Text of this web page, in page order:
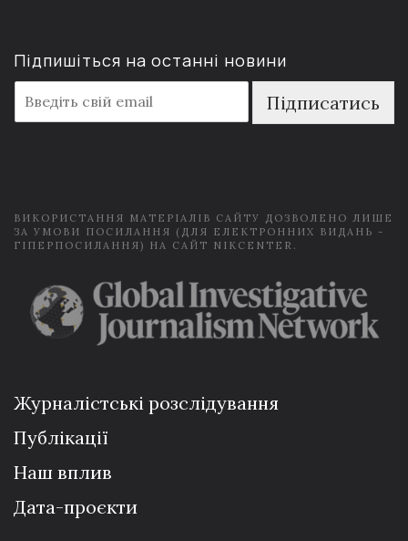
Підпишіться на останні новини
m
a
Підписатись
ВИКОРИСТАННЯ МАТЕРІАЛІВ САЙТУ ДОЗВОЛЕНО ЛИШЕ
ЗА УМОВИ ПОСИЛАННЯ (ДЛЯ ЕЛЕКТРОННИХ ВИДАНЬ -
ГІПЕРПОСИЛАННЯ) НА САЙТ NIKCENTER.
Журналістські розслідування
Публікації
Наш вплив
Дата-проєкти